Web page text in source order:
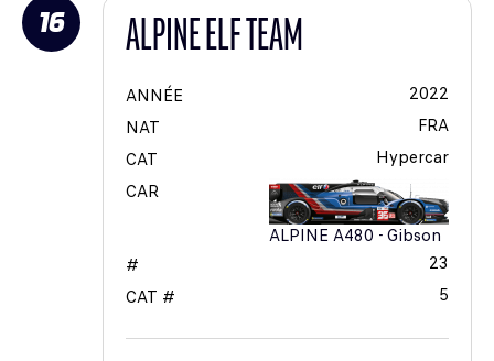
16 ALPINE ELF TEAM
ANNÉE
2022
NAT
FRA
CAT
Hypercar
CAR
ALPINE A480 - Gibson
#
23
CAT #
5